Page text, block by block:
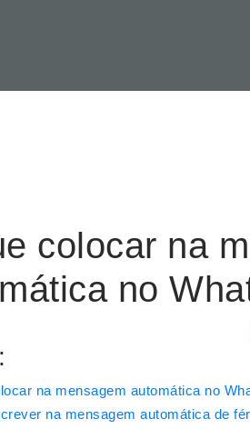
colocar na
no
na mensagem automática no
na mensagem automática de